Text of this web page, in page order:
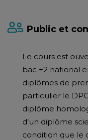
Public et
Le cours est
bac +2 national
diplômes de
particulier le
diplôme
d'un diplôme
condition que le